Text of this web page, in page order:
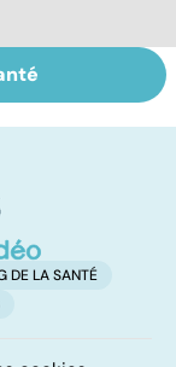
des
: que
DE LA SANTÉ